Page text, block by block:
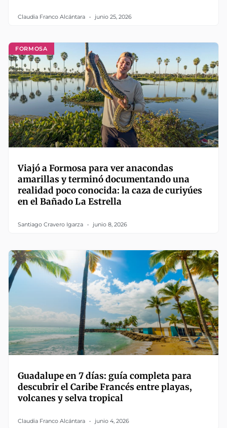
Claudia Franco Alcántara junio 25, 2026
FORMOSA
Viajó a Formosa para ver anacondas
amarillas y terminó documentando una
realidad poco conocida: la caza de curiyúes
en el Bañado La Estrella
Santiago Cravero Igarza junio 8, 2026
Guadalupe en 7 días: guía completa para
descubrir el Caribe Francés entre playas,
volcanes y selva tropical
Claudia Franco Alcántara junio 4, 2026